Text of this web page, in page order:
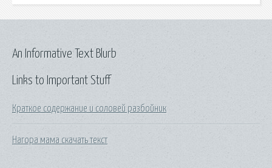
Links to Important Stuff
Краткое содержание и соловей разбойник
Нагора мама скачать текст
An Informative Text Blurb